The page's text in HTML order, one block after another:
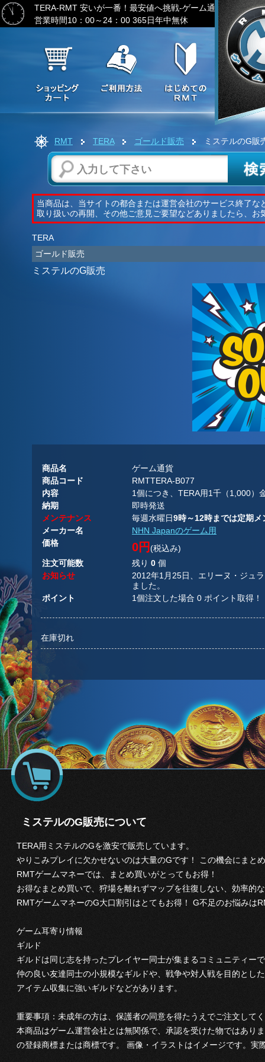
TERA-RMT 安いが一番！最安値へ挑戦-ゲーム通貨の激安販売
営業時間10：00～24：00 365日年中無休
RMT TERA ゴールド販売 ミステルのG販
当商品は、当サイトの都合または運営会社のサービス終了
取り扱いの再開、その他ご意見ご要望などありましたら、お
TERA
ゴールド販売
ミステルのG販売
商品名
ゲーム通貨
商品コード
RMTTERA-B077
内容
1個につき、TERA用1千（1,000）
納期
即時発送
メンテナンス
毎週水曜日9時～12時までは定期メ
メーカー名
NHN Japanのゲーム用
価格
0円(税込み)
注文可能数
残り 0 個
お知らせ
2012年1月25日、エリーヌ・ジュ
ました。
ポイント
1個注文した場合 0 ポイント取得
在庫切れ
ミステルのG販売について
TERA用ミステルのGを激安で販売しています。
やりこみプレイに欠かせないのは大量のGです！ この機会にまと
RMTゲームマネーでは、まとめ買いがとってもお得！
お得なまとめ買いで、狩場を離れずマップを往復しない、効率的
RMTゲームマネーのG大口割引はとてもお得！ G不足のお悩みは
ゲーム耳寄り情報
ギルド
ギルドは同じ志を持ったプレイヤー同士が集まるコミュニティー
仲の良い友達同士の小規模なギルドや、戦争や対人戦を目的とし
アイテム収集に強いギルドなどがあります。
重要事項：未成年の方は、保護者の同意を得たうえでご注文して
本商品はゲーム運営会社とは無関係で、承認を受けた物ではあり
の登録商標または商標です。 画像・イラストはイメージです。実